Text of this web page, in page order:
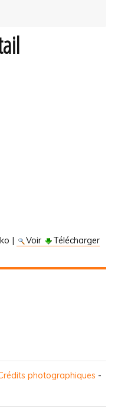
| Voir Télécharger
photographiques -